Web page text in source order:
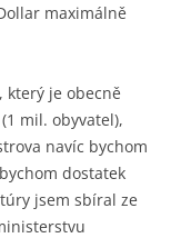
maximálně
který je obecně
mil. obyvatel),
navíc bychom
dostatek
jsem sbíral ze